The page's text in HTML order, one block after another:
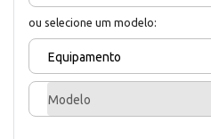
ou selecione um modelo:
Equipamento
Modelo